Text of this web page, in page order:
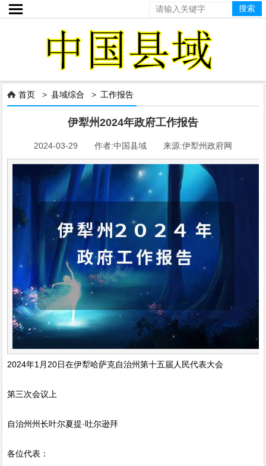

 首页 >县域综合 > 工作报告
伊犁州2024年政府工作报告
2024-03-29 作者:中国县域 来源:伊犁州政府网
2024年1月20日在伊犁哈萨克自治州第十五届人民代表大会
第三次会议上
自治州州长叶尔夏提·吐尔逊拜
各位代表：